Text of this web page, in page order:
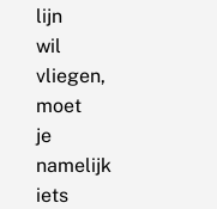
lijn
wil
vliegen,
moet
je
namelijk
iets